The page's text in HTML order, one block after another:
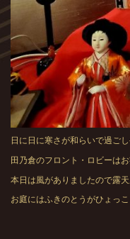
日に日に寒さが和らいで過ご
田乃倉のフロント・ロビーは
本日は風がありましたので露
お庭にはふきのとうがひょっ